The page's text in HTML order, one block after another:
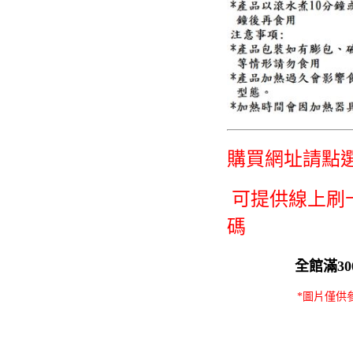
購買網址請
可提供線上刷
碼
全館滿
*圖片僅供